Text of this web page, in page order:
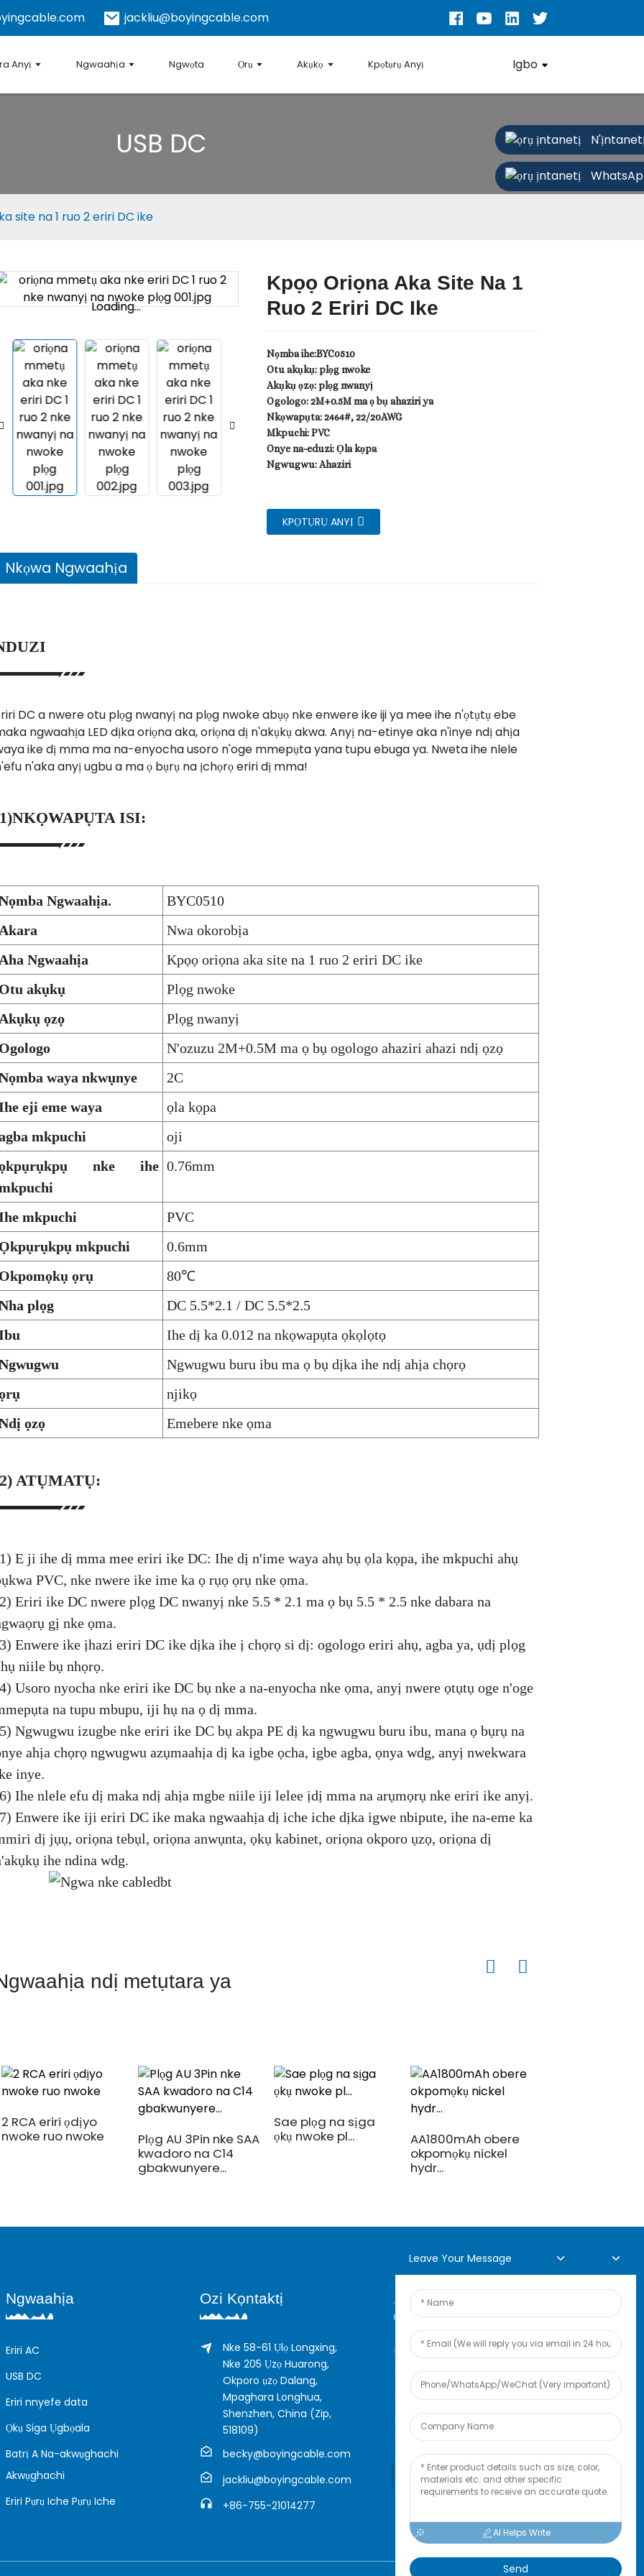
jackliu@boyingcable.com
Anyị Ngwaahịa Ngwọta Ọrụ Akụkọ Kpọtụrụ Anyị Igbo
USB DC
site na 1 ruo 2 eriri DC ike
Loading...
Loading... Loading...
Loading...
Kpọọ Oriọna Aka Site Na 1
Ruo 2 Eriri DC Ike
Nọmba ihe:BYC0510
Otu akụkụ: plọg nwoke
Akụkụ ọzọ: plọg nwanyị
Ogologo: 2M+0.5M ma ọ bụ ahaziri ya
Nkọwapụta: 2464#, 22/20AWG
Mkpuchi: PVC
Onye na-eduzi: Ọla kọpa
Ngwugwu: Ahaziri
KPỌTỤRỤ ANYỊ
Nkọwa Ngwaahịa
DC a nwere otu plọg nwanyị na plọg nwoke abụọ nke enwere ike iji ya mee ihe n'ọtụtụ ebe
ngwaahịa LED dịka oriọna aka, oriọna dị n'akụkụ akwa. Anyị na-etinye aka n'inye ndị ahịa
ike dị mma ma na-enyocha usoro n'oge mmepụta yana tupu ebuga ya. Nweta ihe nlele
n'aka anyị ugbu a ma ọ bụrụ na ịchọrọ eriri dị mma!
NKỌWAPỤTA ISI:
Ngwaahịa.
BYC0510
Akara
Nwa okorobịa
Aha Ngwaahịa
Kpọọ oriọna aka site na 1 ruo 2 eriri DC ike
Otu akụkụ
Plọg nwoke
Akụkụ ọzọ
Plọg nwanyị
Ogologo
N'ozuzu 2M+0.5M ma ọ bụ ogologo ahaziri ahazi ndị ọzọ
waya nkwụnye
2C
eji eme waya
ọla kọpa
mkpuchi
oji
nke ihe 0.76mm
mkpuchi
PVC
Ọkpụrụkpụ mkpuchi
0.6mm
Okpomọkụ ọrụ
80℃
plọg
DC 5.5*2.1 / DC 5.5*2.5
Ihe dị ka 0.012 na nkọwapụta ọkọlọtọ
Ngwugwu buru ibu ma ọ bụ dịka ihe ndị ahịa chọrọ
njikọ
ọzọ
Emebere nke ọma
ATỤMATỤ:
E ji ihe dị mma mee eriri ike DC: Ihe dị n'ime waya ahụ bụ ọla kọpa, ihe mkpuchi ahụ
PVC, nke nwere ike ime ka ọ rụọ ọrụ nke ọma.
Eriri ike DC nwere plọg DC nwanyị nke 5.5 * 2.1 ma ọ bụ 5.5 * 2.5 nke dabara na
gị nke ọma.
Enwere ike ịhazi eriri DC ike dịka ihe ị chọrọ si dị: ogologo eriri ahụ, agba ya, ụdị plọg
niile bụ nhọrọ.
Usoro nyocha nke eriri ike DC bụ nke a na-enyocha nke ọma, anyị nwere ọtụtụ oge n'oge
na tupu mbupu, iji hụ na ọ dị mma.
Ngwugwu izugbe nke eriri ike DC bụ akpa PE dị ka ngwugwu buru ibu, mana ọ bụrụ na
ahịa chọrọ ngwugwu azụmaahịa dị ka igbe ọcha, igbe agba, ọnya wdg, anyị nwekwara
inye.
Ihe nlele efu dị maka ndị ahịa mgbe niile iji lelee ịdị mma na arụmọrụ nke eriri ike anyị.
Enwere ike iji eriri DC ike maka ngwaahịa dị iche iche dịka igwe nbipute, ihe na-eme ka
dị jụụ, oriọna tebụl, oriọna anwụnta, ọkụ kabinet, oriọna okporo ụzọ, oriọna dị
ihe ndina wdg.
ndị metụtara ya
2 RCA eriri ọdịyo
nwoke ruo nwoke
Plọg AU 3Pin nke SAA
kwadoro na C14
gbakwunyere...
Sae plọg na sịga
ọkụ nwoke pl...
AA1800mAh obere
okpomọkụ nickel
hydr...
Ngwaahịa
Eriri AC
USB DC
Eriri nnyefe data
Ọkụ Siga Ụgbọala
Batrị A Na-akwụghachi
Akwụghachi
Eriri Pụrụ Iche Pụrụ Iche
Ozi Kọntaktị
Nke 58-61 Ụlọ Longxing,
Nke 205 Ụzọ Huarong,
Okporo ụzọ Dalang,
Mpaghara Longhua,
Shenzhen, China (Zip,
518109)
becky@boyingcable.com
jackliu@boyingcable.com
+86-755-21014277
Ajụjụ Ntanetị
Maka ajụjụ gbasara ngwaahịa
anyị ma ọ bụ onye na-ere
ahịa, biko hapụ email gị nye
anyị, anyị ga-akpọtụrụ gị n'ime
awa 24.
Jụọ Ajụjụ Ugbu A
Leave Your Message
AI Helps Write
Send